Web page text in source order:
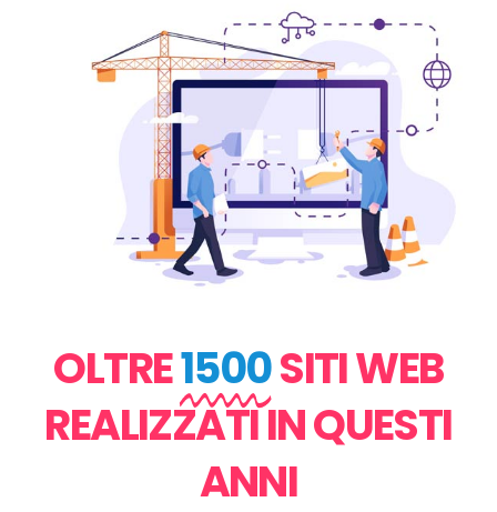
OLTRE1500SITI WEB
REALIZZATI IN QUESTI
ANNI